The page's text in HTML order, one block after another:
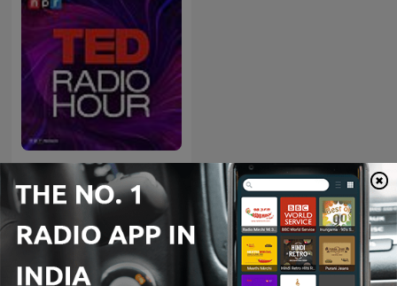
TED Radio Hour
International Technology podcasts